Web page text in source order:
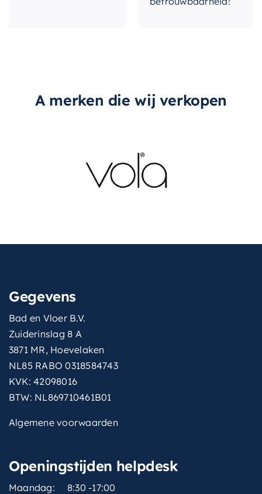
A merken die wij verkopen
Gegevens
Bad en Vloer B.V.
Zuiderinslag 8 A
3871 MR, Hoevelaken
NL85 RABO 0318584743
KVK: 42098016
BTW: NL869710461B01
Algemene voorwaarden
Openingstijden helpdesk
Maandag:
8:30 -17:00